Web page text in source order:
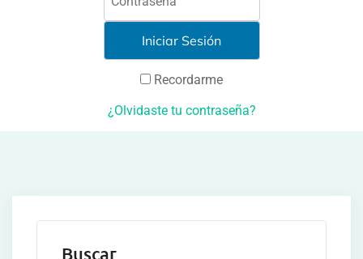
Recordarme
¿Olvidaste tu contraseña?
Buscar